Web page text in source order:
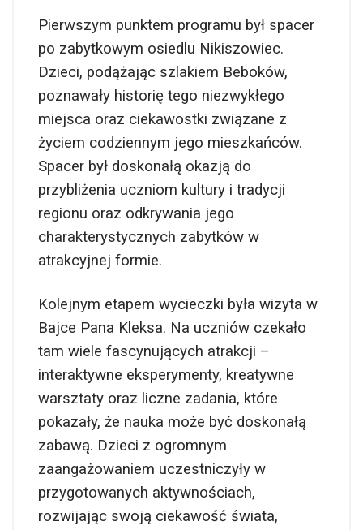
Pierwszym punktem programu był spacer
po zabytkowym osiedlu Nikiszowiec.
Dzieci, podążając szlakiem Beboków,
poznawały historię tego niezwykłego
miejsca oraz ciekawostki związane z
życiem codziennym jego mieszkańców.
Spacer był doskonałą okazją do
przybliżenia uczniom kultury i tradycji
regionu oraz odkrywania jego
charakterystycznych zabytków w
atrakcyjnej formie.
Kolejnym etapem wycieczki była wizyta w
Bajce Pana Kleksa. Na uczniów czekało
tam wiele fascynujących atrakcji –
interaktywne eksperymenty, kreatywne
warsztaty oraz liczne zadania, które
pokazały, że nauka może być doskonałą
zabawą. Dzieci z ogromnym
zaangażowaniem uczestniczyły w
przygotowanych aktywnościach,
rozwijając swoją ciekawość świata,